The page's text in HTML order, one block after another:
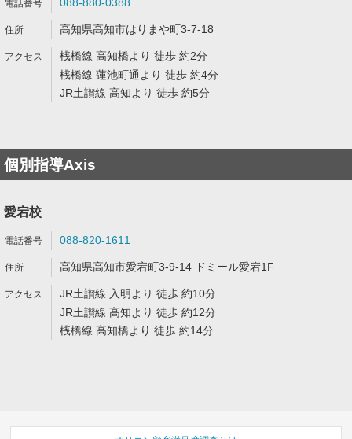
高知県高知市はりまや町3-7-18
桟橋線 高知橋より 徒歩 約2分
桟橋線 蓮池町通より 徒歩 約4分
JR土讃線 高知より 徒歩 約5分
個別指導Axis
愛宕校
088-820-1611
高知県高知市愛宕町3-9-14 ドミール愛宕1F
JR土讃線 入明より 徒歩 約10分
JR土讃線 高知より 徒歩 約12分
桟橋線 高知橋より 徒歩 約14分